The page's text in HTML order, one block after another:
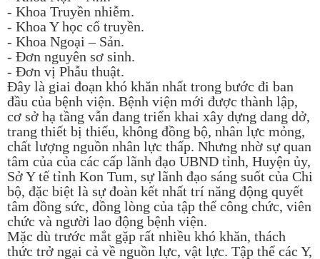
- Khoa Truyền nhiễm.
- Khoa Y học cổ truyền.
- Khoa Ngoại – Sản.
- Đơn nguyên sơ sinh.
- Đơn vị Phẫu thuật.
Đây là giai đoạn khó khăn nhất trong bước đi ban
đầu của bệnh viện. Bệnh viện mới được thành lập,
cơ sở hạ tầng vẫn đang triển khai xây dựng dang dở,
trang thiết bị thiếu, không đồng bộ, nhân lực mỏng,
chất lượng nguồn nhân lực thấp. Nhưng nhờ sự quan
tâm của của các cấp lãnh đạo UBND tỉnh, Huyện ủy,
Sở Y tế tỉnh Kon Tum, sự lãnh đạo sáng suốt của Chi
bộ, đặc biệt là sự đoàn kết nhất trí năng động quyết
tâm đồng sức, đồng lòng của tập thể công chức, viên
chức và người lao động bệnh viện.
Mặc dù trước mắt gặp rất nhiều khó khăn, thách
thức trở ngại cả về nguồn lực, vật lực. Tập thể các Y,